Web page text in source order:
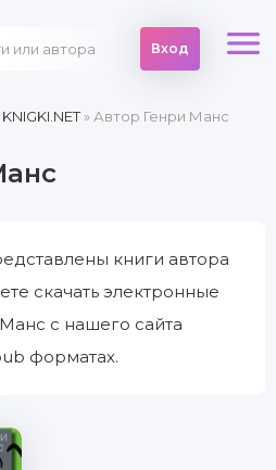
Вход
» Автор Генри Манс
книги автора
скачать электронные
с нашего сайта
форматах.